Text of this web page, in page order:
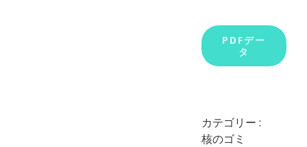
PDFデー
タ
カテゴリー :
核のゴミ